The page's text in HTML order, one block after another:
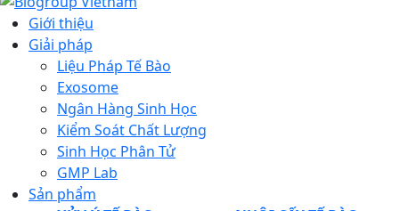
Giới thiệu
Giải pháp
Liệu Pháp Tế Bào
Exosome
Ngân Hàng Sinh Học
Kiểm Soát Chất Lượng
Sinh Học Phân Tử
GMP Lab
Sản phẩm